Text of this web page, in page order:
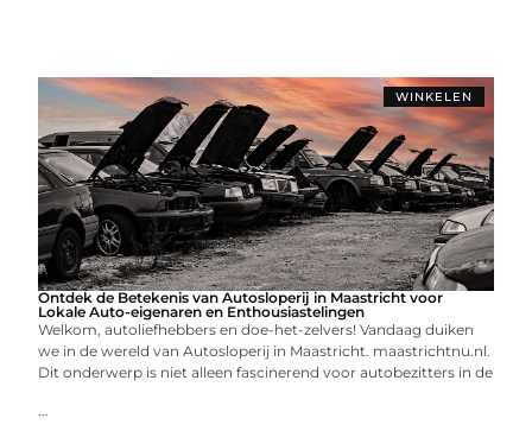
WINKELEN
Ontdek de Betekenis van Autosloperij in Maastricht voor
Lokale Auto-eigenaren en Enthousiastelingen
Welkom, autoliefhebbers en doe-het-zelvers! Vandaag duiken
we in de wereld van Autosloperij in Maastricht. maastrichtnu.nl.
Dit onderwerp is niet alleen fascinerend voor autobezitters in de
...